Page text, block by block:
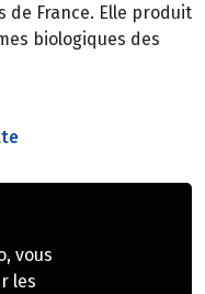
de France. Elle produit
biologiques des
vous
les